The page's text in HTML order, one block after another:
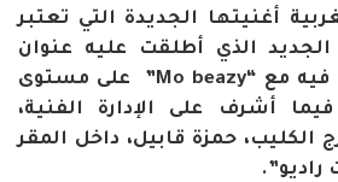
أغنيتها الجديدة التي تعتبر
الجديد الذي أطلقت عليه عنوان
“نار”، والذي تعاملت فيه مع “Mo beazy” على مستوى
فيما أشرف على الإدارة الفنية،
الكليب، حمزة قابيل، داخل المقر
راديو”.